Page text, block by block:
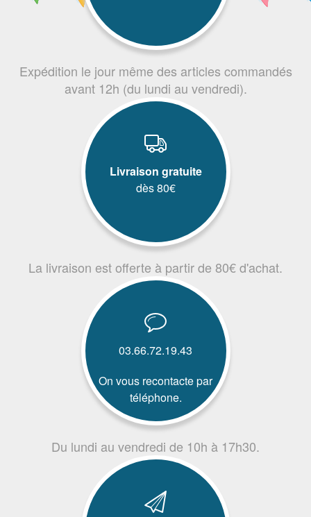
Expédition le jour même des articles commandés
avant 12h (du lundi au vendredi).
Livraison gratuite
dès 80€
La livraison est offerte à partir de 80€ d'achat.
03.66.72.19.43
On vous recontacte par
téléphone.
Du lundi au vendredi de 10h à 17h30.